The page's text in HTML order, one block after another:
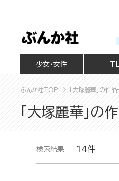
少女・女性
ぶんか社TOP 「大塚麗華」の作
「大塚麗華」の
検索結果 14件